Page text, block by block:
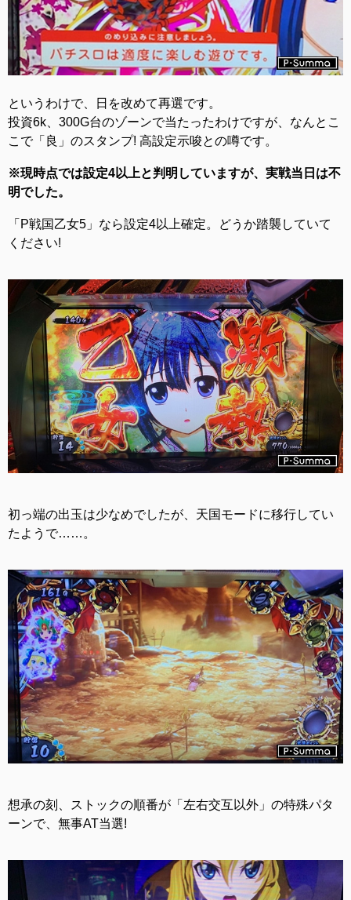
というわけで、日を改めて再選です。
投資6k、300G台のゾーンで当たったわけですが、なんとこ
こで「良」のスタンプ! 高設定示唆との噂です。
※現時点では設定4以上と判明していますが、実戦当日は不
明でした。
「P戦国乙女5」なら設定4以上確定。どうか踏襲していて
ください!
初っ端の出玉は少なめでしたが、天国モードに移行してい
たようで……。
想承の刻、ストックの順番が「左右交互以外」の特殊パタ
ーンで、無事AT当選!